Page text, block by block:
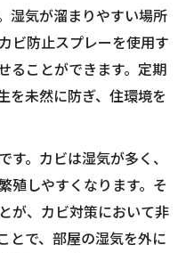
湿気が溜まりやすい場所
ビ防止スプレーを使用す
ることができます。定期
を未然に防ぎ、住環境を
。カビは湿気が多く、
殖しやすくなります。そ
が、カビ対策において非
とで、部屋の湿気を外に